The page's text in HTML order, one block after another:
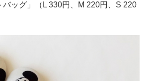
バッグ」（L 330円、M 220円、S 220